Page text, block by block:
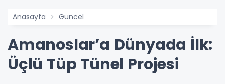
Anasayfa Güncel
Amanoslar’a Dünyada İlk:
Üçlü Tüp Tünel Projesi